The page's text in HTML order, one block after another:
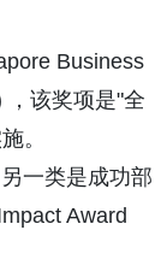
Business
，该奖项是"全
。
一类是成功部
Award